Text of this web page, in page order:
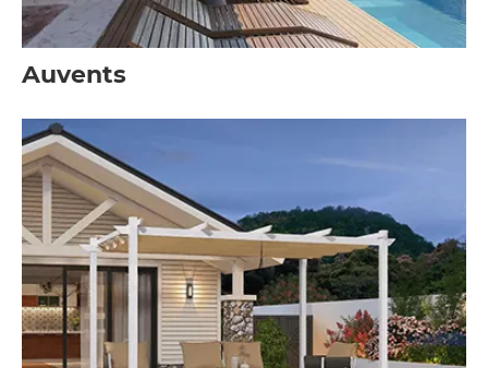
Auvents